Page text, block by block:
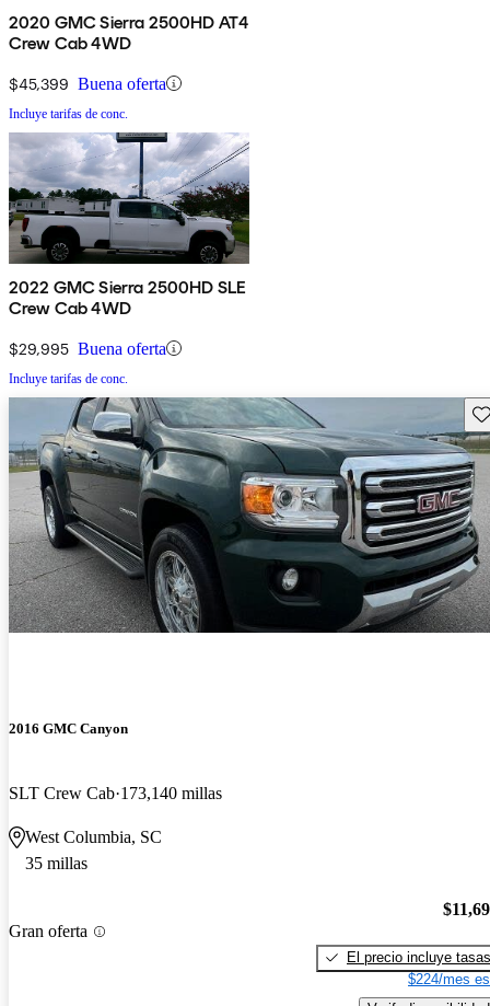
2020 GMC Sierra 2500HD AT4
Crew Cab 4WD
$45,399 Buena oferta
Incluye tarifas de conc.
2022 GMC Sierra 2500HD SLE
Crew Cab 4WD
$29,995 Buena oferta
Incluye tarifas de conc.
2016 GMC Canyon
SLT Crew Cab 173,140 millas
West Columbia, SC
35 millas
Gran oferta
El precio incluye tasas
$224/mes